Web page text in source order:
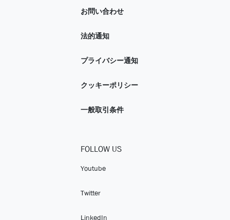
お問い合わせ
法的通知
プライバシー通知
クッキーポリシー
一般取引条件
FOLLOW US
Youtube
Twitter
LinkedIn